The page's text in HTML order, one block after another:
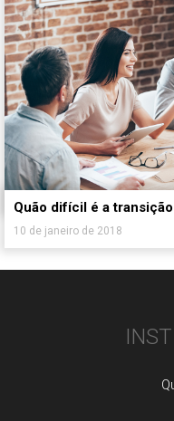
Quão difícil é a
10 de janeiro de 2018